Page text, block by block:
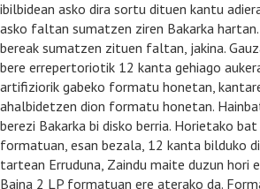
ibilbidean asko dira sortu dituen kantu
asko faltan sumatzen ziren Bakarka
bereak sumatzen zituen faltan, jakina.
bere errepertoriotik 12 kanta gehiago
artifiziorik gabeko formatu honetan,
ahalbidetzen dion formatu honetan.
berezi Bakarka bi disko berria. Horietako
formatuan, esan bezala, 12 kanta bilduko
tartean Erruduna, Zaindu maite duzun hori
Baina 2 LP formatuan ere aterako da.